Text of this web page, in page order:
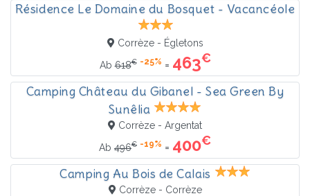
Résidence Le Domaine du Bosquet - Vacancéole
Corrèze - Égletons
Ab618€ -25% = 463€
Camping Château du Gibanel - Sea Green By
Sunêlia
Corrèze - Argentat
Ab 496€ -19% = 400€
Camping Au Bois de Calais
Corrèze - Corrèze